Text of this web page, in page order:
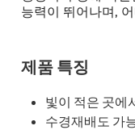
능력이 뛰어나며,
제품 특징
빛이 적은 곳에
수경재배도 가